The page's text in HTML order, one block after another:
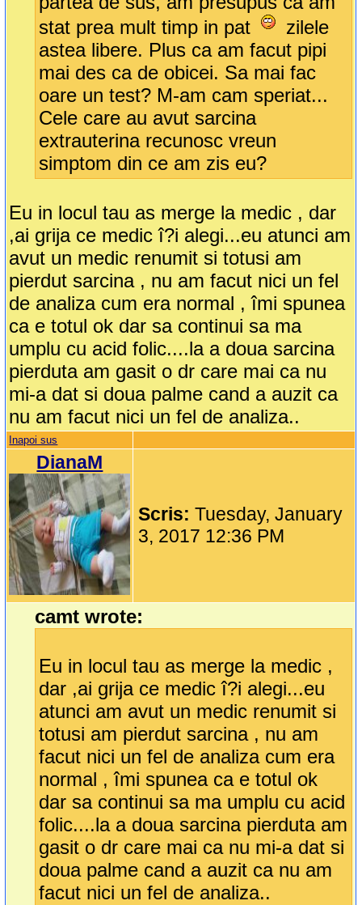
stat prea mult timp in pat
zilele
astea libere. Plus ca am facut pipi
mai des ca de obicei. Sa mai fac
oare un test? M-am cam speriat...
Cele care au avut sarcina
extrauterina recunosc vreun
simptom din ce am zis eu?
Eu in locul tau as merge la medic , dar
,ai grija ce medic î?i alegi...eu atunci am
avut un medic renumit si totusi am
pierdut sarcina , nu am facut nici un fel
de analiza cum era normal , îmi spunea
ca e totul ok dar sa continui sa ma
umplu cu acid folic....la a doua sarcina
pierduta am gasit o dr care mai ca nu
mi-a dat si doua palme cand a auzit ca
nu am facut nici un fel de analiza..
Inapoi sus
DianaM
Scris:Tuesday, January
3, 2017 12:36 PM
camt wrote:
Eu in locul tau as merge la medic ,
dar ,ai grija ce medic î?i alegi...eu
atunci am avut un medic renumit si
totusi am pierdut sarcina , nu am
facut nici un fel de analiza cum era
normal , îmi spunea ca e totul ok
dar sa continui sa ma umplu cu acid
folic....la a doua sarcina pierduta am
gasit o dr care mai ca nu mi-a dat si
doua palme cand a auzit ca nu am
facut nici un fel de analiza..